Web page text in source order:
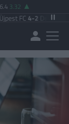
3.32
Debreceni VSC